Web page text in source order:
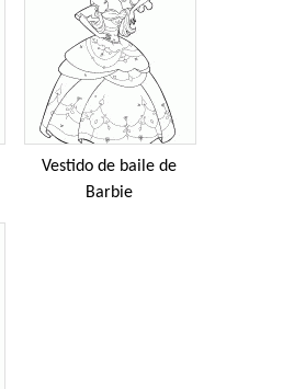
Vestido de baile de
Barbie